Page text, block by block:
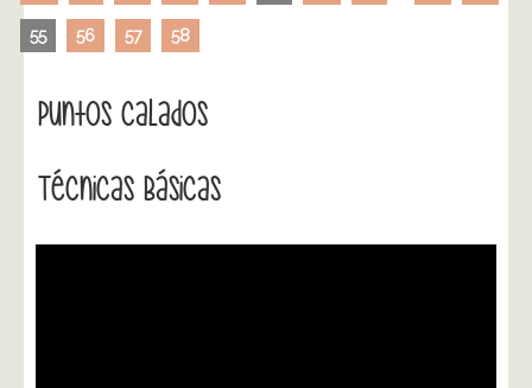
55 56 57 58
Puntos Calados
Técnicas Básicas